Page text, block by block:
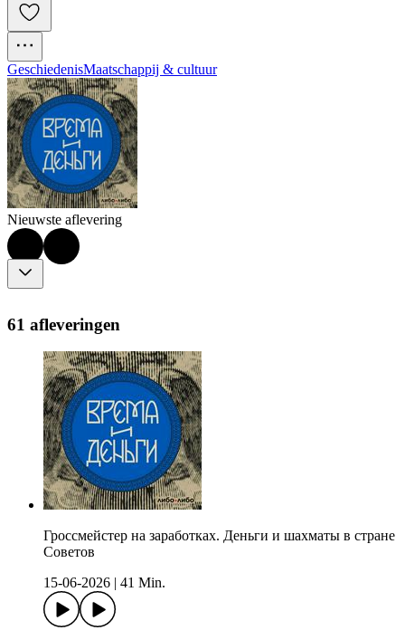
GeschiedenisMaatschappij & cultuur
Nieuwste aflevering
61 afleveringen
Гроссмейстер на заработках. Деньги и шахматы в стране
Советов
15-06-2026
41 Min.